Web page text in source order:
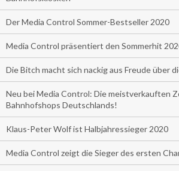
Der Media Control Sommer-Bestseller 2020
Media Control präsentiert den Sommerhit
Die Bitch macht sich nackig aus Freude über
Neu bei Media Control: Die meistverkauften
Bahnhofshops Deutschlands!
Klaus-Peter Wolf ist Halbjahressieger 2020
Media Control zeigt die Sieger des ersten